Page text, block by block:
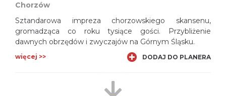
Chorzów
Sztandarowa impreza chorzowskiego skansenu,
gromadząca co roku tysiące gości. Przybliżenie
dawnych obrzędów i zwyczajów na Górnym Śląsku.
więcej >> DODAJ DO PLANERA